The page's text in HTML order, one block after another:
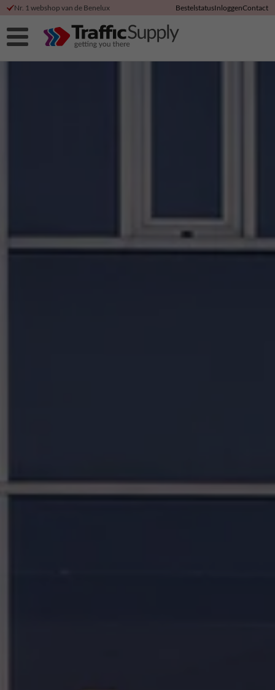
Nr. 1 webshop van de Benelux
Hoge klanttevredenheid
Korting bij directe betaling
Duurzame productie
BestelstatusInloggenContact